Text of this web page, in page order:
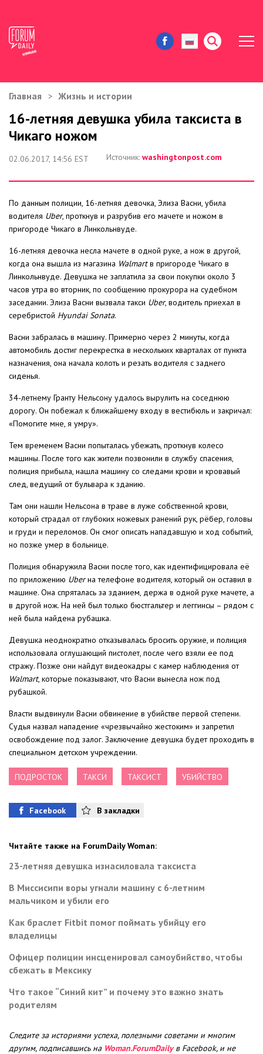
ИММИГРАЦИЯ В США
ЗНАМЕНИТОСТИ
ЗДОРОВЬЕ И КРАСОТА
ДОМ И ЕДА
Главная Жизнь и истории
16-летняя девушка убила таксиста в
Чикаго ножом
02.06.2017, 14:56 EST Источник: washingtonpost.com
По данным полиции, 16-летняя девочка, Элиза Васни, убила
водителя Uber, проткнув и разрубив его мачете и ножом в
пригороде Чикаго в Линкольнвуде.
16-летняя девочка несла мачете в одной руке, а нож в другой,
когда она вышла из магазина Walmartв пригороде Чикаго в
Линкольнвуде. Девушка не заплатила за свои покупки около 3
часов утра во вторник, по сообщению прокурора на судебном
заседании. Элиза Васни вызвала такси Uber, водитель приехал в
серебристой Hyundai Sonata.
Васни забралась в машину. Примерно через 2 минуты, когда
автомобиль достиг перекрестка в нескольких кварталах от пункта
назначения, она начала колоть и резать водителя с заднего
сиденья.
34-летнему Гранту Нельсону удалось вырулить на соседнюю
дорогу. Он побежал к ближайшему входу в вестибюль и закричал:
«Помогите мне, я умру».
Тем временем Васни попыталась убежать, проткнув колесо
машины. После того как жители позвонили в службу спасения,
полиция прибыла, нашла машину со следами крови и кровавый
след, ведущий от бульвара к зданию.
Там они нашли Нельсона в траве в луже собственной крови,
который страдал от глубоких ножевых ранений рук, рёбер, головы
и груди и переломов. Он смог описать нападавшую и ход событий,
но позже умер в больнице.
Полиция обнаружила Васни после того, как идентифицировала её
по приложению Uberна телефоне водителя, который он оставил в
машине. Она спряталась за зданием, держа в одной руке мачете, а
в другой нож. На ней был только бюстгальтер и леггинсы – рядом с
ней была найдена рубашка.
Девушка неоднократно отказывалась бросить оружие, и полиция
использовала оглушающий пистолет, после чего взяли ее под
стражу. Позже они найдут видеокадры с камер наблюдения от
Walmart, которые показывают, что Васни вынесла нож под
рубашкой.
Власти выдвинули Васни обвинение в убийстве первой степени.
Судья назвал нападение «чрезвычайно жестоким» и запретил
освобождение под залог. Заключение девушка будет проходить в
специальном детском учреждении.
ПОДРОСТОК ТАКСИ ТАКСИСТ УБИЙСТВО
Facebook В закладки
Читайте также на ForumDaily Woman:
23-летняя девушка изнасиловала таксиста
В Миссисипи воры угнали машину с 6-летним
мальчиком и убили его
Как браслет Fitbit помог поймать убийцу его
владелицы
Офицер полиции инсценировал самоубийство, чтобы
сбежать в Мексику
Что такое “Синий кит” и почему это важно знать
родителям
Следите за историями успеха, полезными советами и многим
другим, подписавшись на Woman.ForumDailyв Facebook, и не